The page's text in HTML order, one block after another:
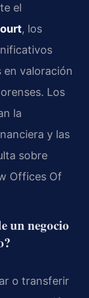
el
, los
en valoración
Los
la
y las
sobre
Offices Of
un negocio
o transferir